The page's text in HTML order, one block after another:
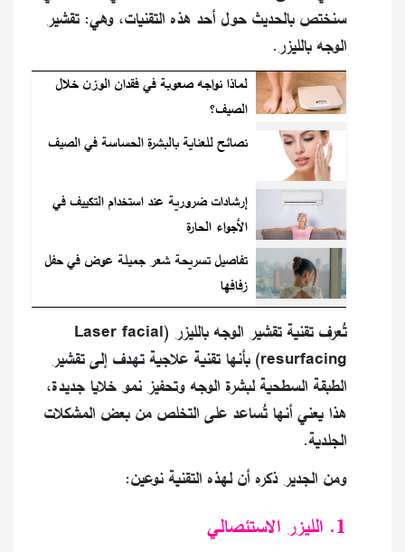
سنختص بالحديث حول أحد هذه التقنيات، وهي: تقشير
الوجه بالليزر.
لماذا نواجه صعوبة في فقدان الوزن خلال
الصيف؟
نصائح للعناية بالبشرة الحساسة في الصيف
إرشادات ضرورية عند استخدام التكييف في
الأجواء الحارة
تفاصيل تسريحة شعر جميلة عوض في حفل
زفافها
تُعرف تقنية تقشير الوجه بالليزر (Laser facial
resurfacing) بأنها تقنية علاجية تهدف إلى تقشير
الطبقة السطحية لبشرة الوجه وتحفيز نمو خلايا جديدة،
هذا يعني أنها تُساعد على التخلص من بعض المشكلات
الجلدية.
ومن الجدير ذكره أن لهذه التقنية نوعين:
1. الليزر الاستئصالي